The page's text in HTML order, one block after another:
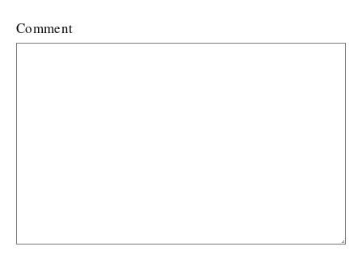
Comment